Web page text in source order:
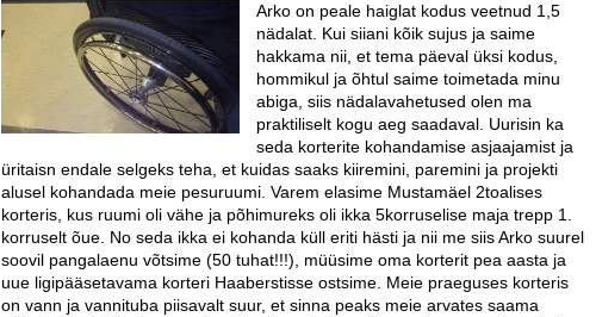
Arko on peale haiglat kodus veetnud 1,5
nädalat. Kui siiani kõik sujus ja saime
hakkama nii, et tema päeval üksi kodus,
hommikul ja õhtul saime toimetada minu
abiga, siis nädalavahetused olen ma
praktiliselt kogu aeg saadaval. Uurisin ka
seda korterite kohandamise asjaajamist ja
üritaisn endale selgeks teha, et kuidas saaks kiiremini, paremini ja projekti
alusel kohandada meie pesuruumi. Varem elasime Mustamäel 2toalises
korteris, kus ruumi oli vähe ja põhimureks oli ikka 5korruselise maja trepp 1.
korruselt õue. No seda ikka ei kohanda küll eriti hästi ja nii me siis Arko suurel
soovil pangalaenu võtsime (50 tuhat!!!), müüsime oma korterit pea aasta ja
uue ligipääsetavama korteri Haaberstisse ostsime. Meie praeguses korteris
on vann ja vannituba piisavalt suur, et sinna peaks meie arvates saama